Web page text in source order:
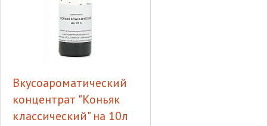
Вкусоароматический
концентрат "Коньяк
классический" на 10л